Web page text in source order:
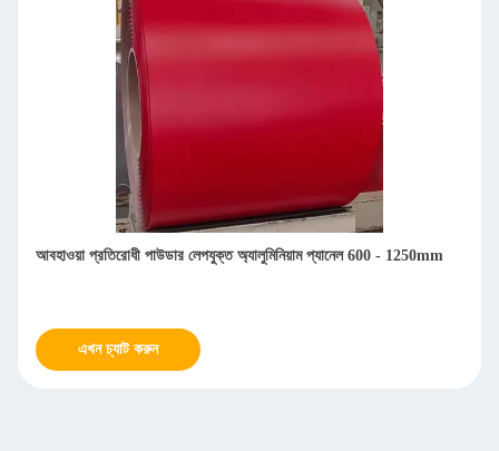
আবহাওয়া প্রতিরোধী পাউডার লেপযুক্ত অ্যালুমিনিয়াম প্যানেল 600 - 1250mm
এখন চ্যাট করুন